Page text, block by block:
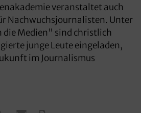
veranstaltet auch
Nachwuchsjournalisten. Unter
die Medien" sind christlich
junge Leute eingeladen,
im Journalismus